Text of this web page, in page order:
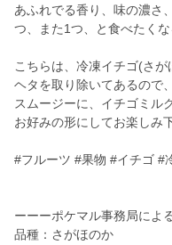
あふれでる香り、味の濃さ
つ、また1つ、と食べたく
こちらは、冷凍イチゴ(さが
ヘタを取り除いてあるので
スムージーに、イチゴミル
お好みの形にしてお楽しみ
#フルーツ #果物 #イチゴ #
ーーーポケマル事務局によ
品種：さがほのか